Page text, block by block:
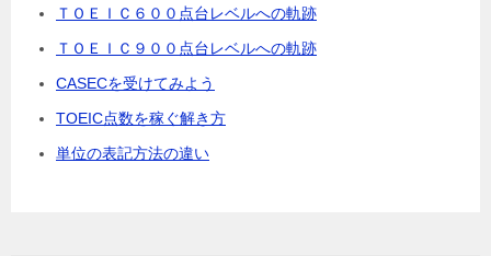
ＴＯＥＩＣ６００点台レベルへの軌跡
ＴＯＥＩＣ９００点台レベルへの軌跡
CASECを受けてみよう
TOEIC点数を稼ぐ解き方
単位の表記方法の違い